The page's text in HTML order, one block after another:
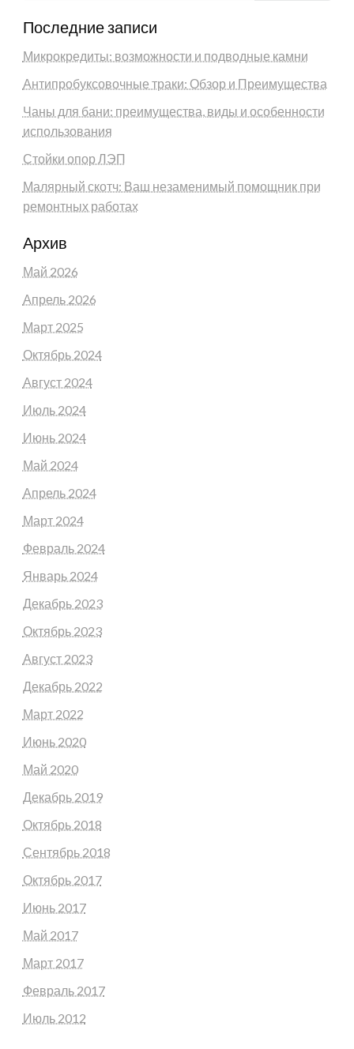
Последние записи
Микрокредиты: возможности и подводные камни
Антипробуксовочные траки: Обзор и Преимущества
Чаны для бани: преимущества, виды и особенности
использования
Стойки опор ЛЭП
Малярный скотч: Ваш незаменимый помощник при
ремонтных работах
Архив
Май 2026
Апрель 2026
Март 2025
Октябрь 2024
Август 2024
Июль 2024
Июнь 2024
Май 2024
Апрель 2024
Март 2024
Февраль 2024
Январь 2024
Декабрь 2023
Октябрь 2023
Август 2023
Декабрь 2022
Март 2022
Июнь 2020
Май 2020
Декабрь 2019
Октябрь 2018
Сентябрь 2018
Октябрь 2017
Июнь 2017
Май 2017
Март 2017
Февраль 2017
Июль 2012